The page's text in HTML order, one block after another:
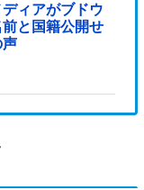
ィアがブドウ
と国籍公開せ